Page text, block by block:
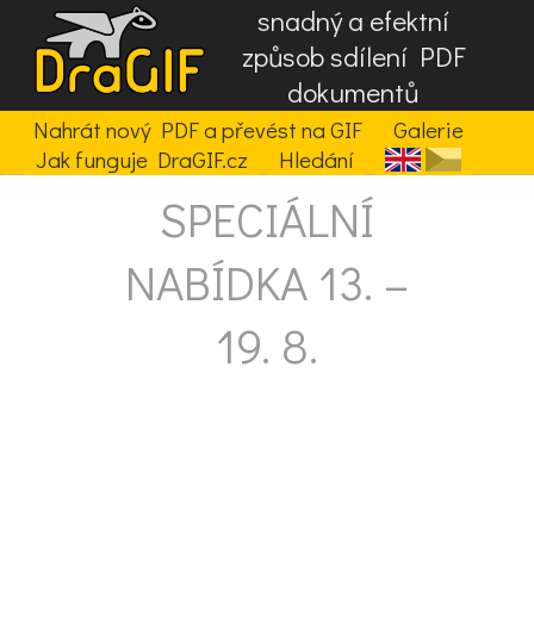
snadný a efektní
způsob sdílení PDF
dokumentů
Nahrát nový PDF a převést na GIF
Galerie
Jak funguje DraGIF.cz
Hledání
SPECIÁLNÍ
NABÍDKA 13. –
19. 8.